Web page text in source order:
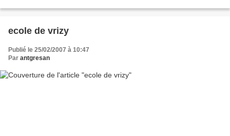
ecole de vrizy
Publié le 25/02/2007 à 10:47
Par antgresan